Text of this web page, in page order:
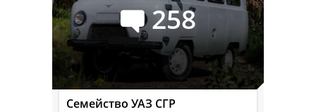
258
Семейство УАЗ СГР